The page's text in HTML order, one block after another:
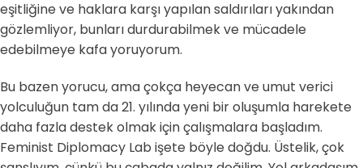
eşitliğine ve haklara karşı yapılan saldırıları yakından
gözlemliyor, bunları durdurabilmek ve mücadele
edebilmeye kafa yoruyorum.
Bu bazen yorucu, ama çokça heyecan ve umut verici
yolculuğun tam da 21. yılında yeni bir oluşumla harekete
daha fazla destek olmak için çalışmalara başladım.
Feminist Diplomacy Lab işete böyle doğdu. Üstelik, çok